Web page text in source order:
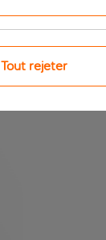
Tout rejeter